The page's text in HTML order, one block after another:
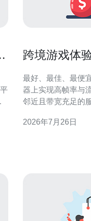
跨境游戏体
最好、最佳、最便
器上实现高帧率与
邻近且带宽充足的
专业游戏加速器或
2026年7月26日